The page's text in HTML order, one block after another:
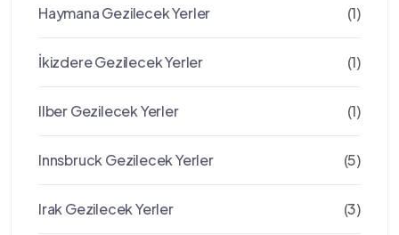
Haymana Gezilecek Yerler (1)
İkizdere Gezilecek Yerler (1)
Ilber Gezilecek Yerler (1)
Innsbruck Gezilecek Yerler (5)
Irak Gezilecek Yerler (3)